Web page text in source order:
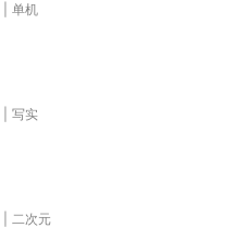
单机
写实
二次元